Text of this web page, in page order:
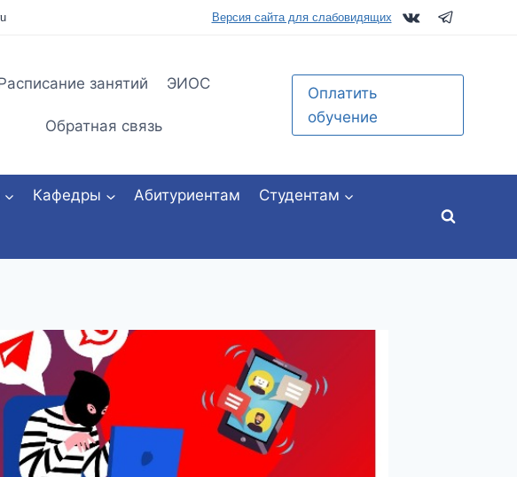
Версия сайта для слабовидящих
занятий ЭИОС
Обратная связь
Оплатить
обучение
Кафедры Абитуриентам Студентам